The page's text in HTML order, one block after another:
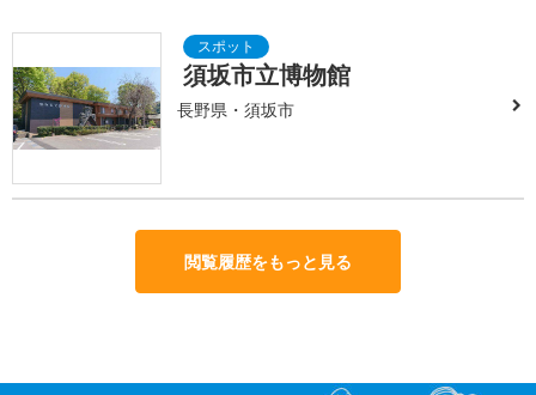
須坂市立博物館
長野県・須坂市
閲覧履歴をもっと見る